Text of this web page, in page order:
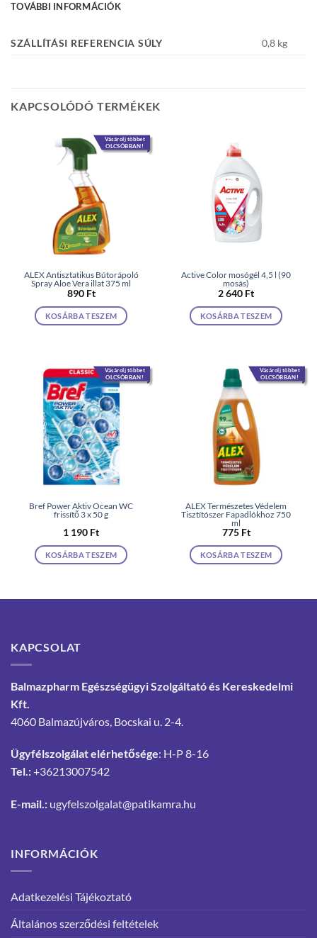
TOVÁBBI INFORMÁCIÓK
SZÁLLÍTÁSI REFERENCIA SÚLY 0,8 kg
KAPCSOLÓDÓ TERMÉKEK
Vásárolj többet
OLCSÓBBAN!
ALEX Antisztatikus Bútorápoló
Spray Aloe Vera illat 375 ml
890 Ft
KOSÁRBA TESZEM
Active Color mosógél 4,5 l (90
mosás)
2 640 Ft
KOSÁRBA TESZEM
Vásárolj többet
OLCSÓBBAN!
Bref Power Aktiv Ocean WC
frissítő 3 x 50 g
1 190 Ft
KOSÁRBA TESZEM
Vásárolj többet
OLCSÓBBAN!
ALEX Természetes Védelem
Tisztítószer Fapadlókhoz 750
ml
775 Ft
KOSÁRBA TESZEM
KAPCSOLAT
Balmazpharm Egészségügyi Szolgáltató és Kereskedelmi
Kft.
4060 Balmazújváros, Bocskai u. 2-4.
Ügyfélszolgálat elérhetősége: H-P 8-16
Tel.:+36213007542
E-mail.: ugyfelszolgalat@patikamra.hu
INFORMÁCIÓK
Adatkezelési Tájékoztató
Általános szerződési feltételek